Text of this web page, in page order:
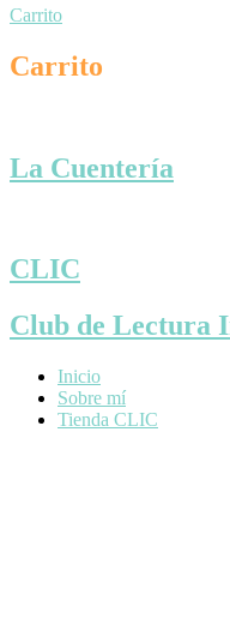
Carrito
Carrito
La Cuentería
CLIC
Club de Lectura
Inicio
Sobre mí
Tienda CLIC